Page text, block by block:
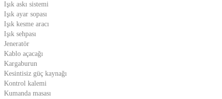
Işık askı sistemi
Işık ayar sopası
Işık kesme aracı
Işık sehpası
Jeneratör
Kablo açacağı
Kargaburun
Kesintisiz güç kaynağı
Kontrol kalemi
Kumanda masası